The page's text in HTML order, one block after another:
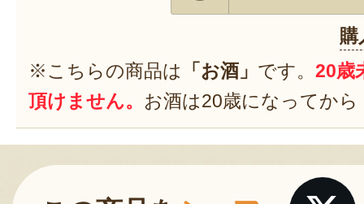
購
※こちらの商品は
「お酒」 です。 20歳
頂けません。 お酒は20歳になってから